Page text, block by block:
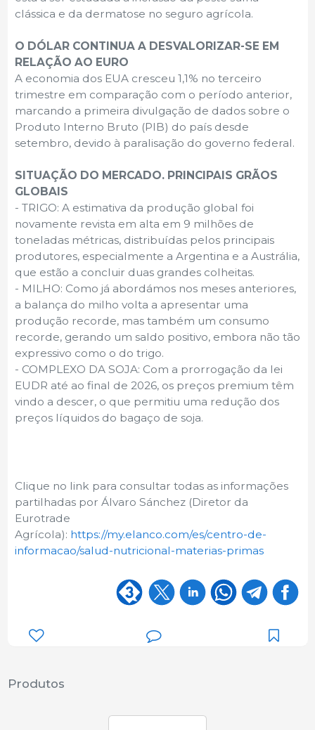
clássica e da dermatose no seguro agrícola.
O DÓLAR CONTINUA A DESVALORIZAR-SE EM
RELAÇÃO AO EURO
A economia dos EUA cresceu 1,1% no terceiro
trimestre em comparação com o período anterior,
marcando a primeira divulgação de dados sobre o
Produto Interno Bruto (PIB) do país desde
setembro, devido à paralisação do governo federal.
SITUAÇÃO DO MERCADO. PRINCIPAIS GRÃOS
GLOBAIS
- TRIGO: A estimativa da produção global foi
novamente revista em alta em 9 milhões de
toneladas métricas, distribuídas pelos principais
produtores, especialmente a Argentina e a Austrália,
que estão a concluir duas grandes colheitas.
- MILHO: Como já abordámos nos meses anteriores,
a balança do milho volta a apresentar uma
produção recorde, mas também um consumo
recorde, gerando um saldo positivo, embora não tão
expressivo como o do trigo.
- COMPLEXO DA SOJA: Com a prorrogação da lei
EUDR até ao final de 2026, os preços premium têm
vindo a descer, o que permitiu uma redução dos
preços líquidos do bagaço de soja.
Clique no link para consultar todas as informações
partilhadas por Álvaro Sánchez (Diretor da
Eurotrade
Agrícola): https://my.elanco.com/es/centro-de-
informacao/salud-nutricional-materias-primas
Produtos